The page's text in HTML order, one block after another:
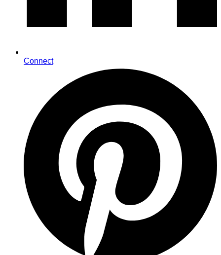
Connect